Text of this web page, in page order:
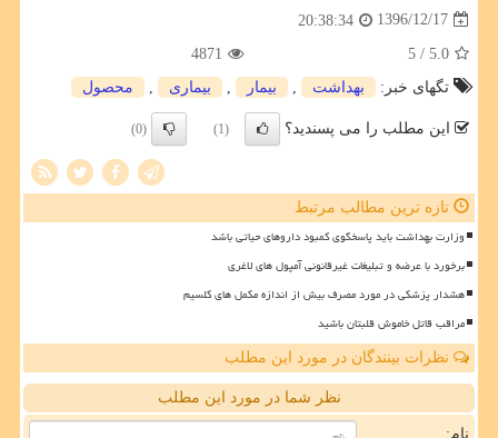
1396/12/17
20:38:34
5.0
/ 5
4871
تگهای خبر:
بهداشت بیمار بیماری محصول
این مطلب را می پسندید؟ (1)
(0)
تازه ترین مطالب مرتبط
وزارت بهداشت باید پاسخگوی کمبود داروهای حیاتی باشد
برخورد با عرضه و تبلیغات غیرقانونی آمپول های لاغری
هشدار پزشکی در مورد مصرف بیش از اندازه مکمل های کلسیم
مراقب قاتل خاموش قلبتان باشید
نظرات بینندگان در مورد این مطلب
نظر شما در مورد این مطلب
نام: